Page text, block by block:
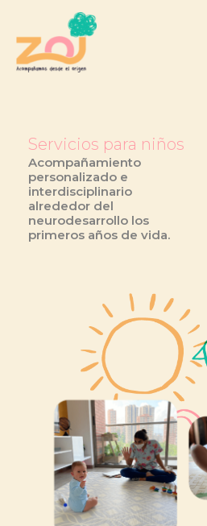
contenido
Servicios para niños
Acompañamiento
personalizado e
interdisciplinario
alrededor del
neurodesarrollo los
primeros años de vida.